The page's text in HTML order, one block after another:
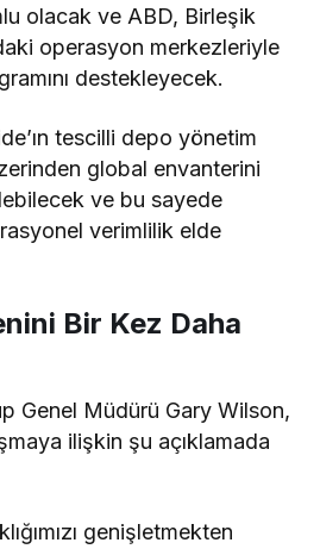
olacak ve ABD, Birleşik
operasyon merkezleriyle
destekleyecek.
tescilli depo yönetim
global envanterini
ve bu sayede
verimlilik elde
Bir Kez Daha
Genel Müdürü Gary Wilson,
ilişkin şu açıklamada
genişletmekten